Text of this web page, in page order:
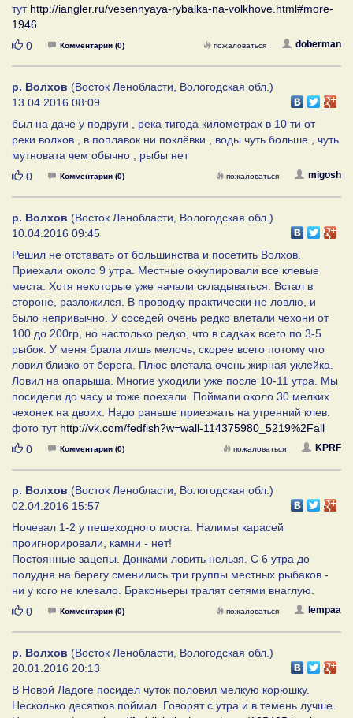
тут http://iangler.ru/vesennyaya-rybalka-na-volkhove.html#more-
1946
Нравится
0 Комментарии (0) doberman
пожаловаться
р. Волхов (Восток Ленобласти, Вологодская обл.)
13.04.2016 08:09
был на даче у подруги , река тигода километрах в 10 ти от
реки волхов , в поплавок ни поклёвки , воды чуть больше , чуть
мутновата чем обычно , рыбы нет
Нравится
0 Комментарии (0) migosh
пожаловаться
р. Волхов (Восток Ленобласти, Вологодская обл.)
10.04.2016 09:45
Решил не отставать от большинства и посетить Волхов.
Приехали около 9 утра. Местные оккупировали все клевые
места. Хотя некоторые уже начали складываться. Встал в
стороне, разложился. В проводку практически не ловлю, и
было непривычно. У соседей очень редко влетали чехони от
100 до 200гр, но настолько редко, что в садках всего по 3-5
рыбок. У меня брала лишь мелочь, скорее всего потому что
ловил близко от берега. Плюс влетала очень жирная уклейка.
Ловил на опарыша. Многие уходили уже после 10-11 утра. Мы
посидели до часу и тоже поехали. Поймали около 30 мелких
чехонек на двоих. Надо раньше приезжать на утренний клев.
фото тут http://vk.com/fedfish?w=wall-114375980_5219%2Fall
Нравится
0 Комментарии (0) KPRF
пожаловаться
р. Волхов (Восток Ленобласти, Вологодская обл.)
02.04.2016 15:57
Ночевал 1-2 у пешеходного моста. Налимы карасей
проигнорировали, камни - нет!
Постоянные зацепы. Донками ловить нельзя. С 6 утра до
полудня на берегу сменились три группы местных рыбаков -
ни у кого не клевало. Браконьеры тралят сетями внаглую.
Нравится
0 Комментарии (0) lempaa
пожаловаться
р. Волхов (Восток Ленобласти, Вологодская обл.)
20.01.2016 20:13
В Новой Ладоге посидел чуток половил мелкую корюшку.
Несколько десятков поймал. Говорят с утра и в темень лучше.